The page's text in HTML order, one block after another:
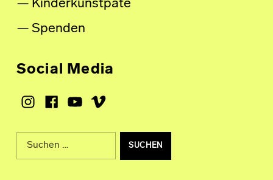
Kinderkunstpate
Spenden
Social Media
Instagram
Facebook
Youtube
Vimeo
Suche nach: